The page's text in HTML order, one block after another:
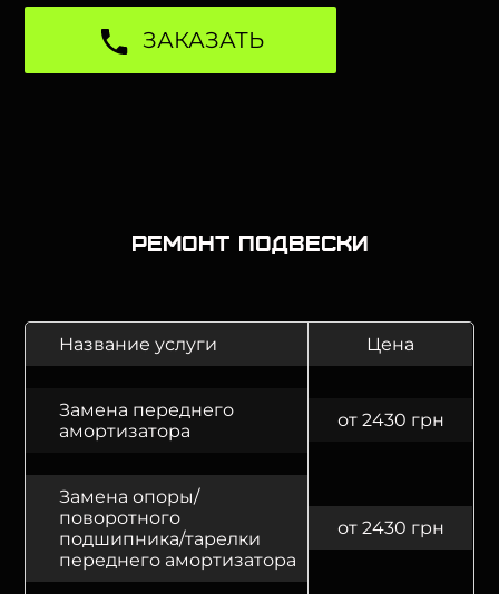
ЗАКАЗАТЬ
Ремонт подвески
Название услуги Цена
Замена переднего
амортизатора
от 2430 грн
Замена опоры/
поворотного
подшипника/тарелки
переднего амортизатора
от 2430 грн